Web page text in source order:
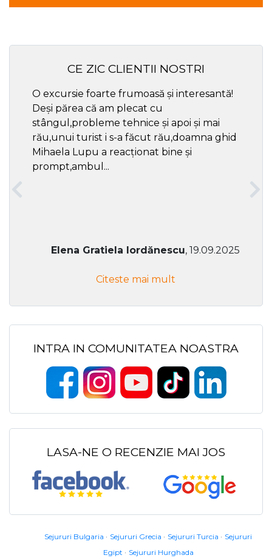
CE ZIC CLIENTII NOSTRI
O excursie foarte frumoasă și interesantă!
Deși părea că am plecat cu
stângul,probleme tehnice și apoi și mai
rău,unui turist i s-a făcut rău,doamna ghid
Mihaela Lupu a reacționat bine și
prompt,ambul...
Elena Gratiela Iordănescu, 19.09.2025
Citeste mai mult
INTRA IN COMUNITATEA NOASTRA
LASA-NE O RECENZIE MAI JOS
Sejururi Bulgaria Sejururi Grecia Sejururi Turcia
Sejururi
Egipt
Sejururi Hurghada